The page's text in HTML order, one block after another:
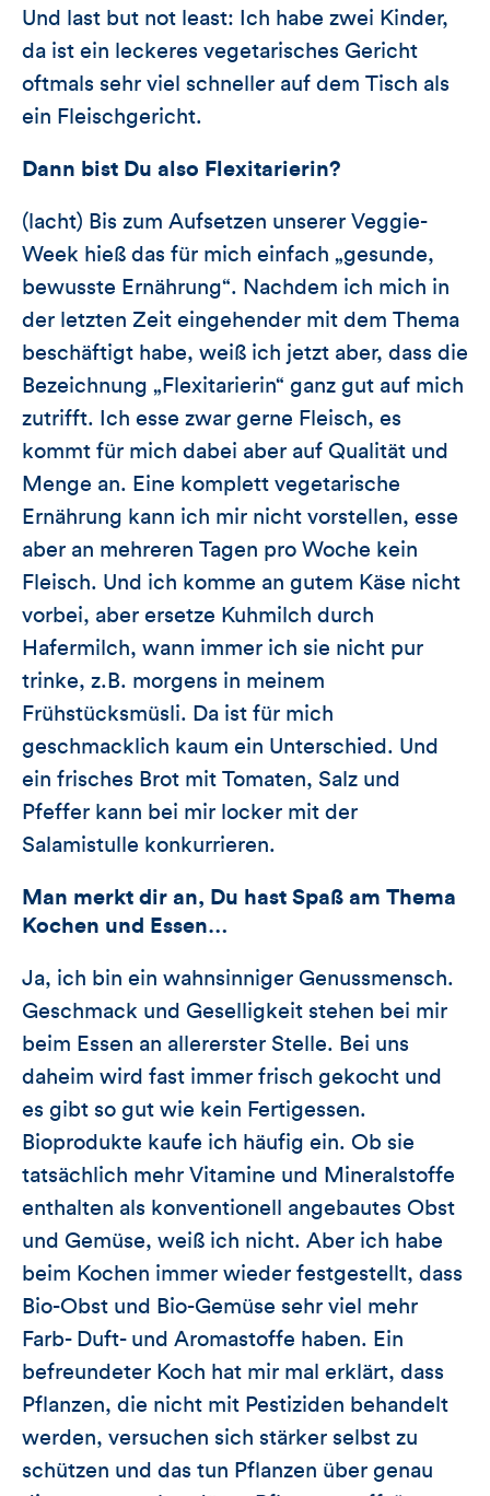
Und last but not least: Ich habe zwei Kinder,
da ist ein leckeres vegetarisches Gericht
oftmals sehr viel schneller auf dem Tisch als
ein Fleischgericht.
Dann bist Du also Flexitarierin?
(lacht) Bis zum Aufsetzen unserer Veggie-
Week hieß das für mich einfach „gesunde,
bewusste Ernährung“. Nachdem ich mich in
der letzten Zeit eingehender mit dem Thema
beschäftigt habe, weiß ich jetzt aber, dass die
Bezeichnung „Flexitarierin“ ganz gut auf mich
zutrifft. Ich esse zwar gerne Fleisch, es
kommt für mich dabei aber auf Qualität und
Menge an. Eine komplett vegetarische
Ernährung kann ich mir nicht vorstellen, esse
aber an mehreren Tagen pro Woche kein
Fleisch. Und ich komme an gutem Käse nicht
vorbei, aber ersetze Kuhmilch durch
Hafermilch, wann immer ich sie nicht pur
trinke, z.B. morgens in meinem
Frühstücksmüsli. Da ist für mich
geschmacklich kaum ein Unterschied. Und
ein frisches Brot mit Tomaten, Salz und
Pfeffer kann bei mir locker mit der
Salamistulle konkurrieren.
Man merkt dir an, Du hast Spaß am Thema
Kochen und Essen…
Ja, ich bin ein wahnsinniger Genussmensch.
Geschmack und Geselligkeit stehen bei mir
beim Essen an allererster Stelle. Bei uns
daheim wird fast immer frisch gekocht und
es gibt so gut wie kein Fertigessen.
Bioprodukte kaufe ich häufig ein. Ob sie
tatsächlich mehr Vitamine und Mineralstoffe
enthalten als konventionell angebautes Obst
und Gemüse, weiß ich nicht. Aber ich habe
beim Kochen immer wieder festgestellt, dass
Bio-Obst und Bio-Gemüse sehr viel mehr
Farb- Duft- und Aromastoffe haben. Ein
befreundeter Koch hat mir mal erklärt, dass
Pflanzen, die nicht mit Pestiziden behandelt
werden, versuchen sich stärker selbst zu
schützen und das tun Pflanzen über genau